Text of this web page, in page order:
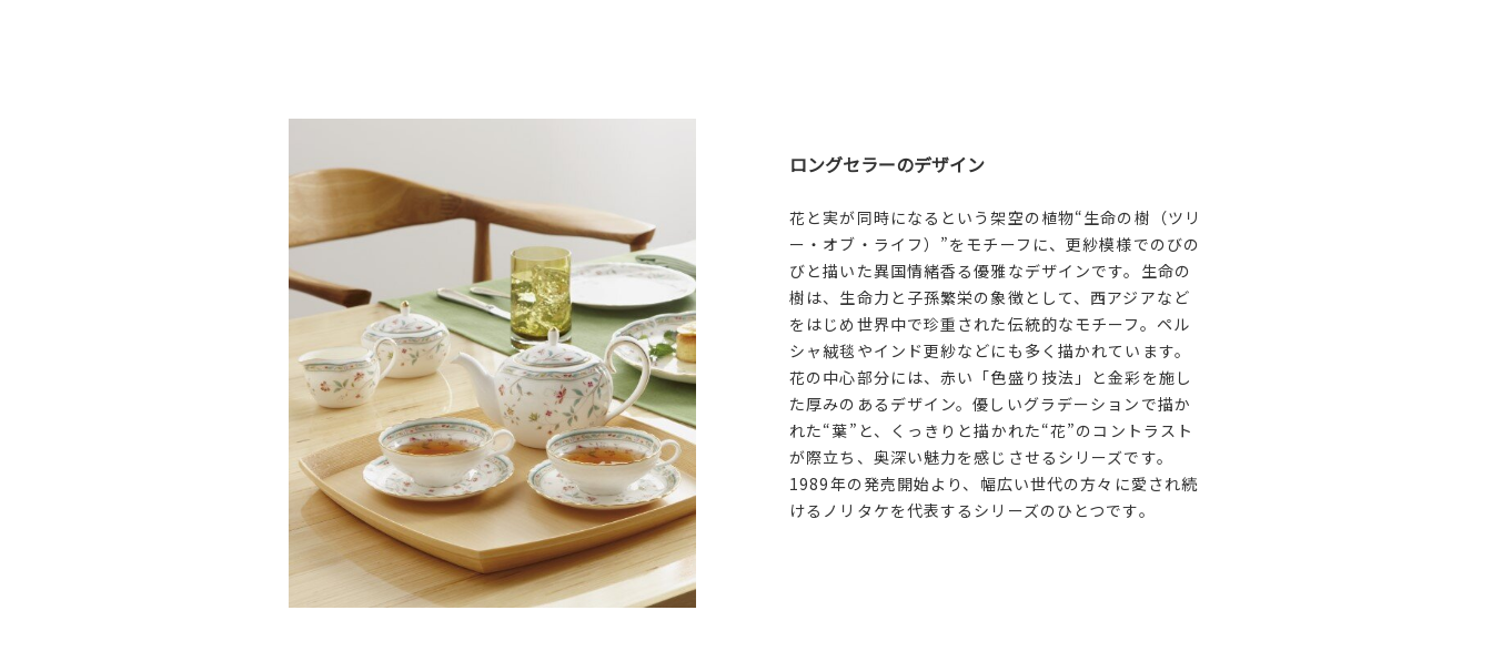
ロングセラーのデザイン
花と実が同時になるという架空の植物“生命の樹（ツリ
ー・オブ・ライフ）”をモチーフに、更紗模様でのびの
びと描いた異国情緒香る優雅なデザインです。生命の
樹は、生命力と子孫繁栄の象徴として、西アジアなど
をはじめ世界中で珍重された伝統的なモチーフ。ペル
シャ絨毯やインド更紗などにも多く描かれています。
花の中心部分には、赤い「色盛り技法」と金彩を施し
た厚みのあるデザイン。優しいグラデーションで描か
れた“葉”と、くっきりと描かれた“花”のコントラスト
が際立ち、奥深い魅力を感じさせるシリーズです。
1989年の発売開始より、幅広い世代の方々に愛され続
けるノリタケを代表するシリーズのひとつです。